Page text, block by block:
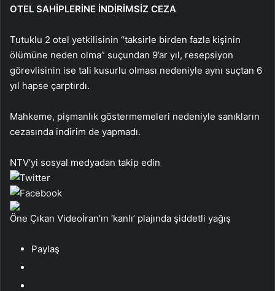
OTEL SAHİPLERİNE İNDİRİMSİZ CEZA
Tutuklu 2 otel yetkilisinin “taksirle birden fazla kişinin
ölümüne neden olma” suçundan 9’ar yıl, resepsiyon
görevlisinin ise tali kusurlu olması nedeniyle aynı suçtan 6
yıl hapse çarptırdı.
Mahkeme, pişmanlık göstermemeleri nedeniyle sanıkların
cezasında indirim de yapmadı.
NTV’yi sosyal medyadan takip edin
Öne Çıkan Videoİran’ın ‘kanlı’ plajında şiddetli yağış
Paylaş